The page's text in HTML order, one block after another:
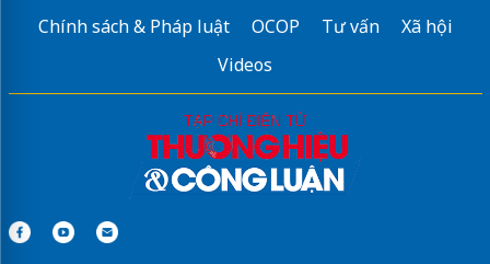
Chính sách & Pháp luật
OCOP Tư vấn
Xã hội
Videos